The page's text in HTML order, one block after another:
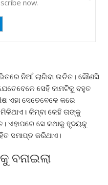
now.
ନିଆଁ ଲାଗିବା ଉଚିତ। କୌଣସି
ସେହି କାମଟିକୁ ବହୁତ
ଏହା ସେତେବେଳେ କରେ
କିମ୍ବା କେହି ତାଙ୍କୁ
ଏହାପରେ ସେ କଥାକୁ ହୃଦୟକୁ
ସମାପ୍ତ କରିଥାଏ।
ବନାଇଲା